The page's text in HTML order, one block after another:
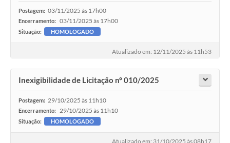
Postagem: 03/11/2025 às 17h00
Encerramento: 03/11/2025 às 17h00
Situação: HOMOLOGADO
Atualizado em: 12/11/2025 às 11h53
Inexigibilidade de Licitação nº 010/2025
Postagem: 29/10/2025 às 11h10
Encerramento: 29/10/2025 às 11h10
Situação: HOMOLOGADO
Atualizado em: 31/10/2025 às 08h17